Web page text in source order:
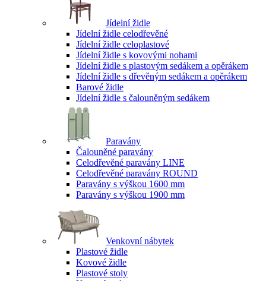
Jídelní židle
Jídelní židle celodřevěné
Jídelní židle celoplastové
Jídelní židle s kovovými nohami
Jídelní židle s plastovým sedákem a opěrákem
Jídelní židle s dřevěným sedákem a opěrákem
Barové židle
Jídelní židle s čalouněným sedákem
Paravány
Čalouněné paravány
Celodřevěné paravány LINE
Celodřevěné paravány ROUND
Paravány s výškou 1600 mm
Paravány s výškou 1900 mm
Venkovní nábytek
Plastové židle
Kovové židle
Plastové stoly